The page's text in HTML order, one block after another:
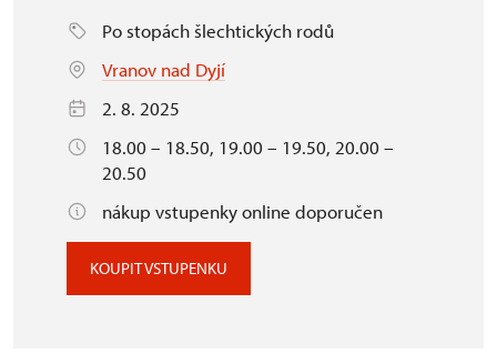
Po stopách šlechtických rodů
Vranov nad Dyjí
2. 8. 2025
18.00 – 18.50, 19.00 – 19.50, 20.00 –
20.50
nákup vstupenky online doporučen
KOUPIT VSTUPENKU